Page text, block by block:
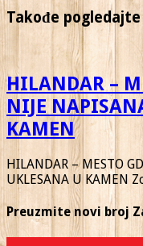
Takođe pogledajte
HILANDAR –
NIJE
KAMEN
HILANDAR – MESTO
UKLESANA U KAMEN
Preuzmite novi broj